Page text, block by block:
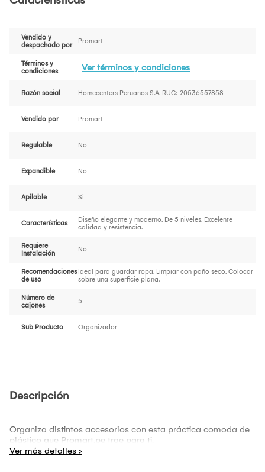
Vendido y
despachado por
Promart
Términos y
condiciones
Ver términos y condiciones
Razón social Homecenters Peruanos S.A. RUC: 20536557858
Vendido por Promart
Regulable No
Expandible No
Apilable Si
Características
Diseño elegante y moderno. De 5 niveles. Excelente
calidad y resistencia.
Requiere
Instalación
No
Recomendaciones
de uso
Ideal para guardar ropa. Limpiar con paño seco. Colocar
sobre una superficie plana.
Número de
cajones
5
Sub Producto Organizador
Descripción
Organiza distintos accesorios con esta práctica comoda de
plástico que Promart.pe trae para ti.